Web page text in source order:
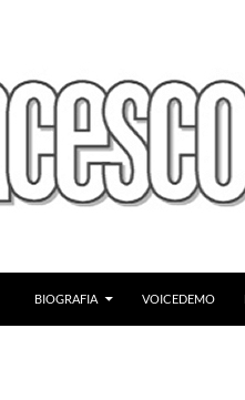
BIOGRAFIA
VOICEDEMO